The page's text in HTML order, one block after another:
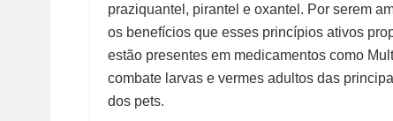
praziquantel, pirantel e oxantel. Por serem
os benefícios que esses princípios ativos
estão presentes em medicamentos como
combate larvas e vermes adultos das
dos pets.